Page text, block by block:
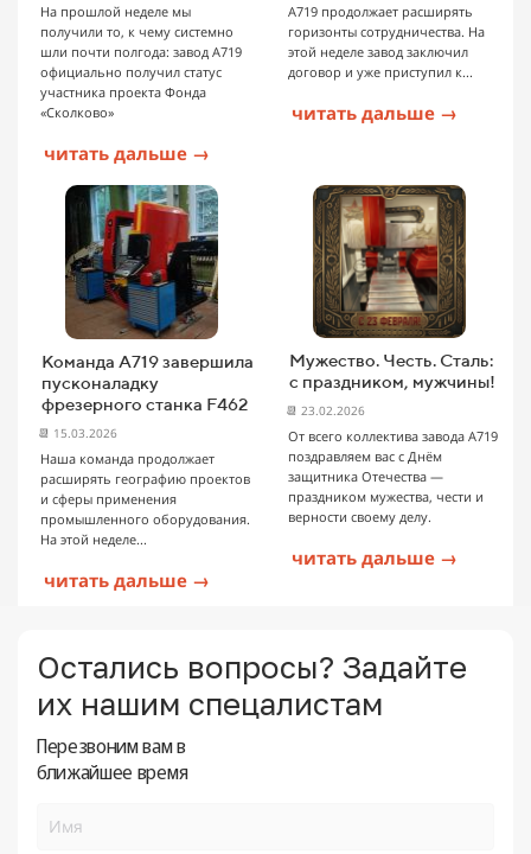
На прошлой неделе мы
получили то, к чему системно
шли почти полгода: завод А719
официально получил статус
участника проекта Фонда
«Сколково»
читать дальше →
А719 продолжает расширять
горизонты сотрудничества. На
этой неделе завод заключил
договор и уже приступил к...
читать дальше →
Команда А719 завершила
пусконаладку
фрезерного станка F462
📆 15.03.2026
Наша команда продолжает
расширять географию проектов
и сферы применения
промышленного оборудования.
На этой неделе...
читать дальше →
Мужество. Честь. Сталь:
с праздником, мужчины!
📆 23.02.2026
От всего коллектива завода А719
поздравляем вас с Днём
защитника Отечества —
праздником мужества, чести и
верности своему делу.
читать дальше →
Остались вопросы? Задайте
их нашим спецалистам
Перезвоним вам в
ближайшее время